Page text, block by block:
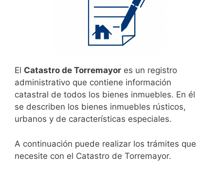
El Catastro de Torremayor es un registro
administrativo que contiene información
catastral de todos los bienes inmuebles. En él
se describen los bienes inmuebles rústicos,
urbanos y de características especiales.
A continuación puede realizar los trámites que
necesite con el Catastro de Torremayor.